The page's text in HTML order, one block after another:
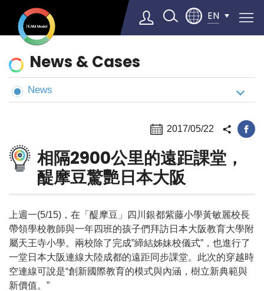
EN
▼
News
&
Cases
News & Cases
News
2017/05/22
相隔2900公里的遠距課堂，
醍摩豆驚艷日本大阪
上週一(5/15)，在「醍摩豆」四川銀都紫藤小學黃敏麗校長
帶領學校教師與一年四班的孩子們拜訪日本大阪教育大學附
屬天王寺小學。兩校除了完成”締結姊妹校儀式”，也進行了
一堂日本大阪連線大陸成都的遠距同步課堂。此次的穿越時
空連線可說是“創新國際教育的模式與內涵，樹立新典範與
新價值。”